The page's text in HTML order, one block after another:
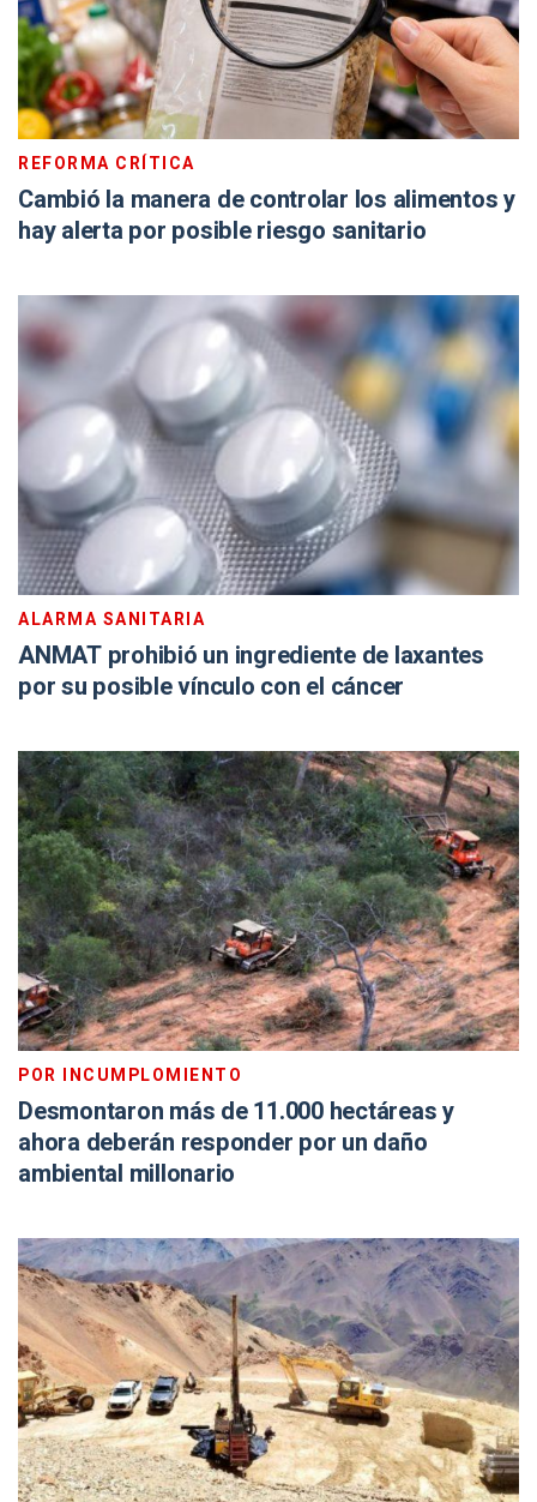
REFORMA CRÍTICA
Cambió la manera de controlar los alimentos y
hay alerta por posible riesgo sanitario
ALARMA SANITARIA
ANMAT prohibió un ingrediente de laxantes
por su posible vínculo con el cáncer
POR INCUMPLOMIENTO
Desmontaron más de 11.000 hectáreas y
ahora deberán responder por un daño
ambiental millonario